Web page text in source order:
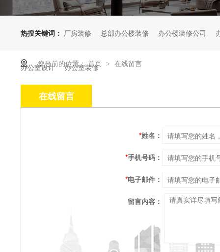
热搜关键词： 厂房装修 总部办公楼装修 办公楼装修公司
办公室设计 办公室装修
您当前的位置： 首页 > 在线留言
在线留言
*姓名：
*手机号码：
*电子邮件：
留言内容：